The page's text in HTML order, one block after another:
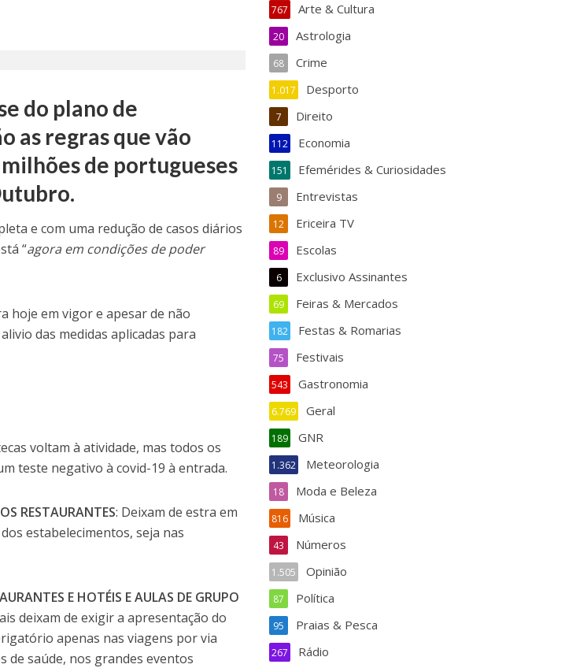
do plano de
as regras que vão
de portugueses
e com uma redução de casos diários
“agora em condições de poder
hoje em vigor e apesar de não
das medidas aplicadas para
voltam à atividade, mas todos os
teste negativo à covid-19 à entrada.
RESTAURANTES: Deixam de estra em
estabelecimentos, seja nas
E HOTÉIS E AULAS DE GRUPO
deixam de exigir a apresentação do
apenas nas viagens por via
de saúde, nos grandes eventos
Arte & Cultura
767
Astrologia
20
Crime
68
Desporto
1.017
Direito
7
Economia
112
Efemérides & Curiosidades
151
Entrevistas
9
Ericeira TV
12
Escolas
89
Exclusivo Assinantes
6
Feiras & Mercados
69
Festas & Romarias
182
Festivais
75
Gastronomia
543
Geral
6.769
GNR
189
Meteorologia
1.362
Moda e Beleza
18
Música
816
Números
43
Opinião
1.505
Política
87
Praias & Pesca
95
Rádio
267